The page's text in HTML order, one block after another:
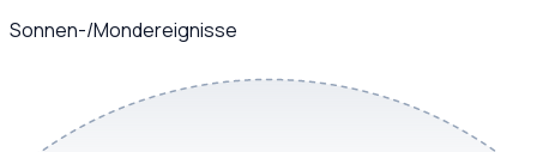
Sonnen-/Mondereignisse